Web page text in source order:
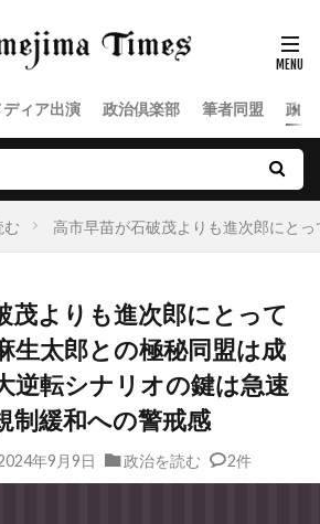
ディア出演 政治倶楽部 筆者同盟 政
む 高市早苗が石破茂よりも進次郎にと
茂よりも進次郎にとって
生太郎との極秘同盟は成
転シナリオの鍵は急速
制緩和への警戒感
年9月9日 政治を読む 2件